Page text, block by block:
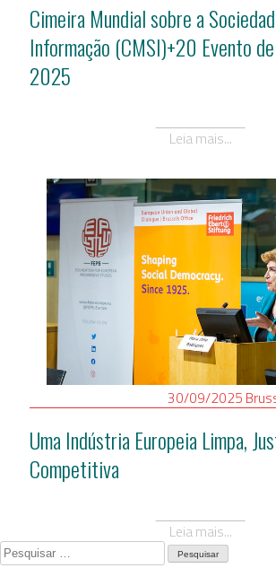
Cimeira Mundial sobre a
Informação (CMSI)+20 Evento
2025
Leia mais...
30/09/2025
Uma Indústria Europeia Limpa,
Competitiva
Leia mais...
Pesquisar
por: